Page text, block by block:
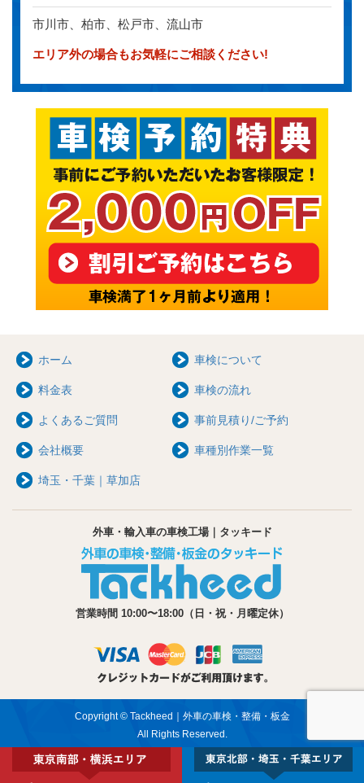
市川市、柏市、松戸市、流山市
エリア外の場合もお気軽にご相談ください!
ホーム 車検について
料金表 車検の流れ
よくあるご質問 事前見積り/ご予約
会社概要 車種別作業一覧
埼玉・千葉｜草加店
外車・輸入車の車検工場｜タッキード
営業時間 10:00〜18:00（日・祝・月曜定休）
Copyright © Tackheed｜外車の車検・整備・板金
All Rights Reserved.